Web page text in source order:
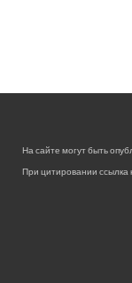
На сайте могут быть
При цитировании ссылка